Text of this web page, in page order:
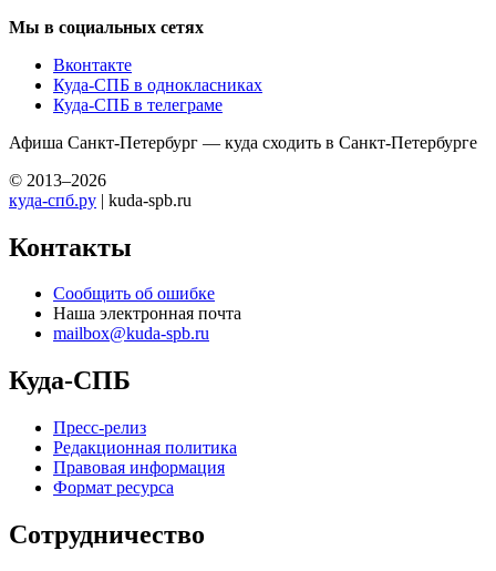
Мы в социальных сетях
Вконтакте
Куда-СПБ в однокласниках
Куда-СПБ в телеграме
Афиша Санкт-Петербург — куда сходить в Санкт-Петербурге
© 2013–2026
куда-спб.ру | kuda-spb.ru
Контакты
Сообщить об ошибке
Наша электронная почта
mailbox@kuda-spb.ru
Куда-СПБ
Пресс-релиз
Редакционная политика
Правовая информация
Формат ресурса
Сотрудничество